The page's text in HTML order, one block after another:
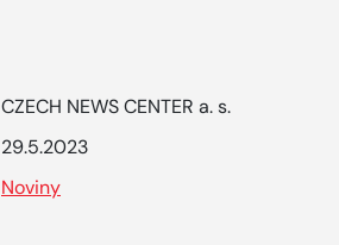
CZECH NEWS CENTER a. s.
29.5.2023
Noviny